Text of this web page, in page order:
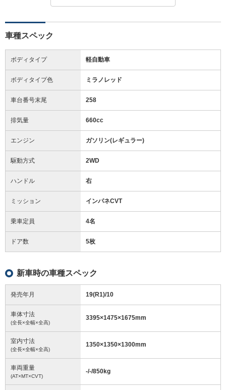
車種スペック
ボディタイプ 軽自動車
ボディタイプ色 ミラノレッド
車台番号末尾 258
排気量 660cc
エンジン ガソリン(レギュラー)
駆動方式 2WD
ハンドル 右
ミッション インパネCVT
乗車定員 4名
ドア数 5枚
新車時の車種スペック
発売年月 19(R1)/10
車体寸法
(全長×全幅×全高)
3395×1475×1675mm
室内寸法
(全長×全幅×全高)
1350×1350×1300mm
車両重量
(AT×MT×CVT)
-/-/850kg